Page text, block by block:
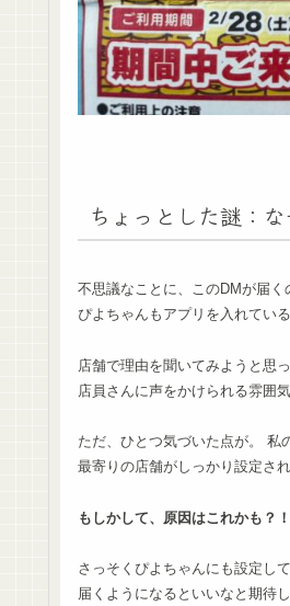
ちょっとした謎：
不思議なことに、このDMが届く
ぴよちゃんもアプリを入れてい
店舗で理由を聞いてみようと思
店員さんに声をかけられる雰囲
ただ、ひとつ気づいた点が。 私
最寄りの店舗がしっかり設定さ
もしかして、原因はこれかも？！
さっそくぴよちゃんにも設定し
届くようになるといいなと期待し